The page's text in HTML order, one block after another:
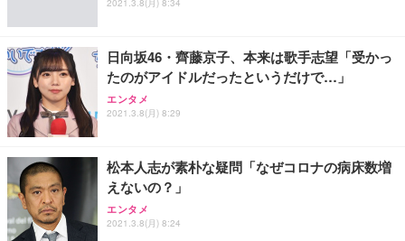
2021.3.8(月) 8:34
日向坂46・齊藤京子、本来は歌手志望「受かっ
たのがアイドルだったというだけで…」
エンタメ
2021.3.8(月) 8:29
松本人志が素朴な疑問「なぜコロナの病床数増
えないの？」
エンタメ
2021.3.8(月) 8:24